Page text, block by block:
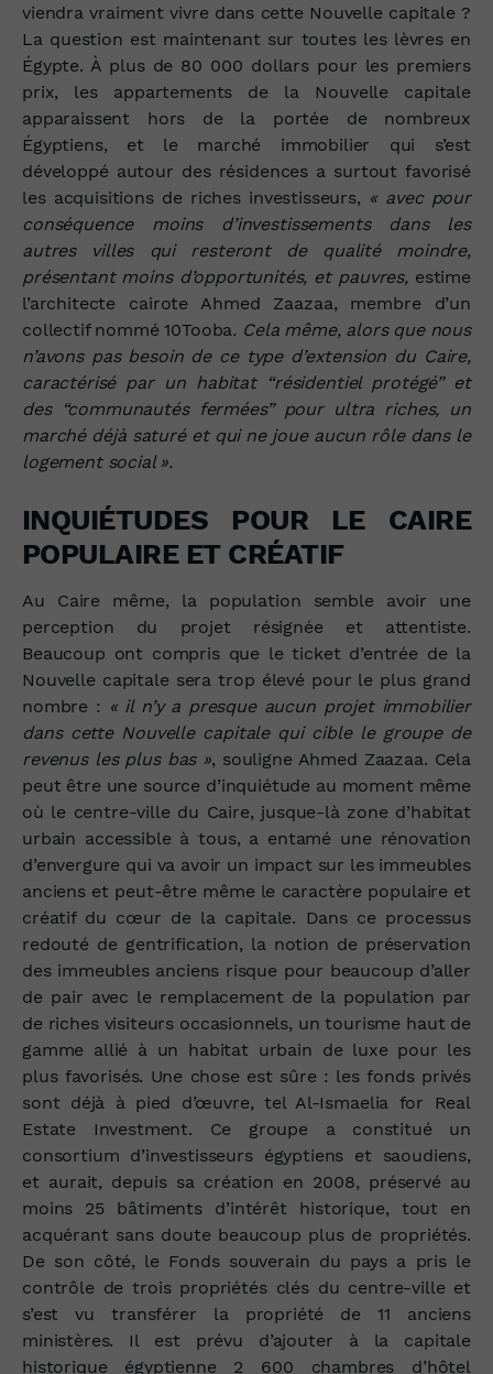
viendra vraiment vivre dans cette Nouvelle capitale ?
La question est maintenant sur toutes les lèvres en
Égypte. À plus de 80 000 dollars pour les premiers
prix, les appartements de la Nouvelle capitale
apparaissent hors de la portée de nombreux
Égyptiens, et le marché immobilier qui s’est
développé autour des résidences a surtout favorisé
les acquisitions de riches investisseurs, « avec pour
conséquence moins d’investissements dans les
autres villes qui resteront de qualité moindre,
présentant moins d’opportunités, et pauvres, estime
l’architecte cairote Ahmed Zaazaa, membre d’un
collectif nommé 10Tooba. Cela même, alors que nous
n’avons pas besoin de ce type d’extension du Caire,
caractérisé par un habitat “résidentiel protégé” et
des “communautés fermées” pour ultra riches, un
marché déjà saturé et qui ne joue aucun rôle dans le
logement social ».
INQUIÉTUDES POUR LE CAIRE
POPULAIRE ET CRÉATIF
Au Caire même, la population semble avoir une
perception du projet résignée et attentiste.
Beaucoup ont compris que le ticket d’entrée de la
Nouvelle capitale sera trop élevé pour le plus grand
nombre : « il n’y a presque aucun projet immobilier
dans cette Nouvelle capitale qui cible le groupe de
revenus les plus bas », souligne Ahmed Zaazaa. Cela
peut être une source d’inquiétude au moment même
où le centre-ville du Caire, jusque-là zone d’habitat
urbain accessible à tous, a entamé une rénovation
d’envergure qui va avoir un impact sur les immeubles
anciens et peut-être même le caractère populaire et
créatif du cœur de la capitale. Dans ce processus
redouté de gentrification, la notion de préservation
des immeubles anciens risque pour beaucoup d’aller
de pair avec le remplacement de la population par
de riches visiteurs occasionnels, un tourisme haut de
gamme allié à un habitat urbain de luxe pour les
plus favorisés. Une chose est sûre : les fonds privés
sont déjà à pied d’œuvre, tel Al-Ismaelia for Real
Estate Investment. Ce groupe a constitué un
consortium d’investisseurs égyptiens et saoudiens,
et aurait, depuis sa création en 2008, préservé au
moins 25 bâtiments d’intérêt historique, tout en
acquérant sans doute beaucoup plus de propriétés.
De son côté, le Fonds souverain du pays a pris le
contrôle de trois propriétés clés du centre-ville et
s’est vu transférer la propriété de 11 anciens
ministères. Il est prévu d’ajouter à la capitale
historique égyptienne 2 600 chambres d’hôtel